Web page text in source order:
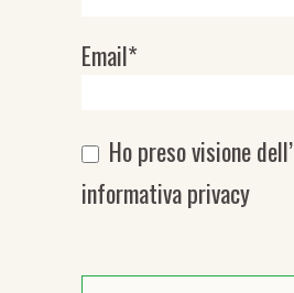
Email*
Ho preso visione dell’
informativa privacy